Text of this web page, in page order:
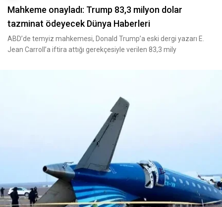
Mahkeme onayladı: Trump 83,3 milyon dolar
tazminat ödeyecek Dünya Haberleri
ABD’de temyiz mahkemesi, Donald Trump’a eski dergi yazarı E.
Jean Carroll’a iftira attığı gerekçesiyle verilen 83,3 mily